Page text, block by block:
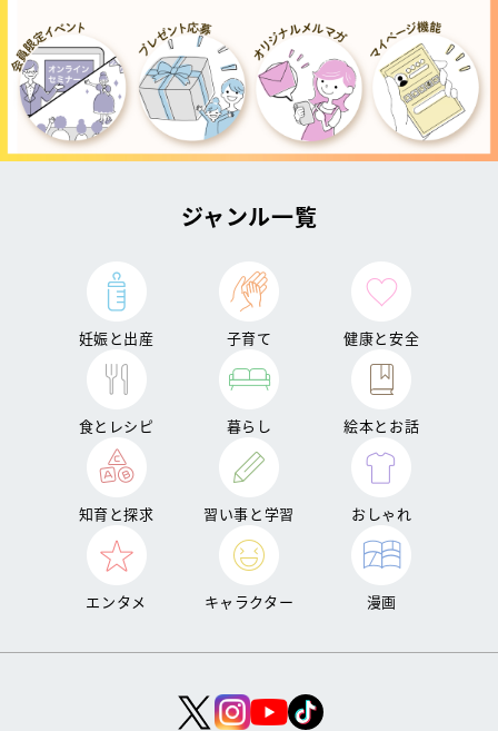
ジャンル一覧
妊娠と出産 子育て 健康と安全
食とレシピ 暮らし 絵本とお話
知育と探求 習い事と学習 おしゃれ
エンタメ キャラクター 漫画